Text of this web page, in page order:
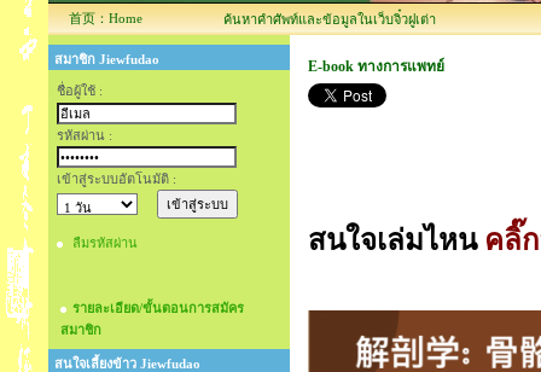
首页：Home ค้นหาคำศัพท์และข้อมูลในเว็บจิ๋วฝูเต่า
สมาชิก Jiewfudao
ชื่อผู้ใช้ :
รหัสผ่าน :
เข้าสู่ระบบอัตโนมัติ :
ลืมรหัสผ่าน
รายละเอียด/ขั้นตอนการสมัคร
สมาชิก
สนใจเลี้ยงข้าว Jiewfudao
E-book ทางการแพทย์
สนใจเล่มไหนคลิ๊